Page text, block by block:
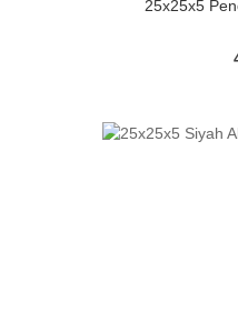
25x25x5